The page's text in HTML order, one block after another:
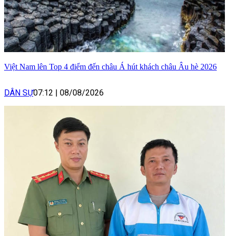
Việt Nam lên Top 4 điểm đến châu Á hút khách châu Âu hè 2026
DÂN SỰ07:12 08/08/2026